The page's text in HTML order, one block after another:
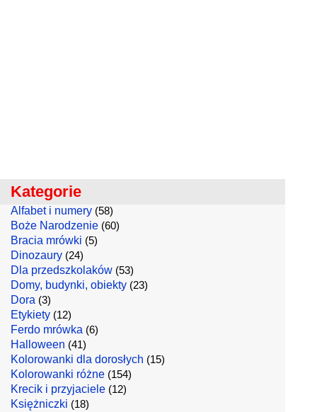
Kategorie
Alfabet i numery (58)
Boże Narodzenie (60)
Bracia mrówki (5)
Dinozaury (24)
Dla przedszkolaków (53)
Domy, budynki, obiekty (23)
Dora (3)
Etykiety (12)
Ferdo mrówka (6)
Halloween (41)
Kolorowanki dla dorosłych (15)
Kolorowanki różne (154)
Krecik i przyjaciele (12)
Księżniczki (18)